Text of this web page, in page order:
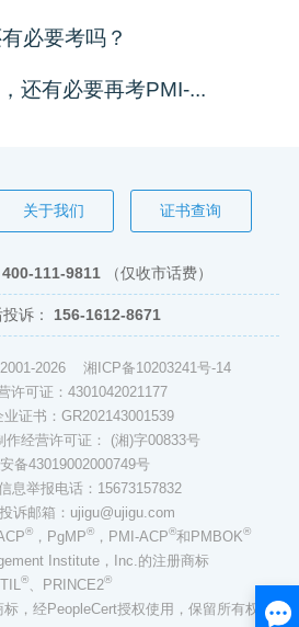
必要考吗？
还有必要再考PMI-...
关于我们 证书查询
400-111-9811 （仅收市话费）
诉： 156-1612-8671
2026 湘ICP备10203241号-14
许可证：4301042021177
证书：GR202143001539
作经营许可证： (湘)字00833号
备43019002000749号
息举报电话：15673157832
诉邮箱：ujigu@ujigu.com
®，PgMP®，PMI-ACP®和PMBOK®
Institute，Inc.的注册商标
ITIL
® 、PRINCE2®
，经PeopleCert授权使用，保留所有权利